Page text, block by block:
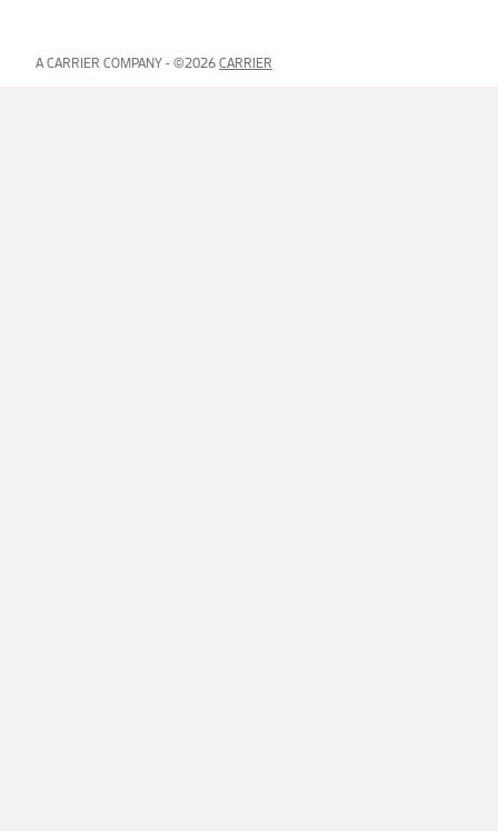
A CARRIER COMPANY - ©️2026 CARRIER